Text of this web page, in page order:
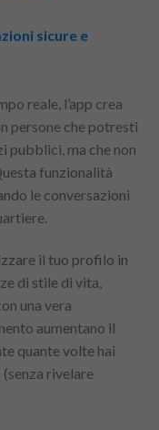
sicure e
reale, l’app crea
persone che potresti
pubblici, ma che non
funzionalità
le conversazioni
il tuo profilo in
di stile di vita,
una vera
aumentano il
quante volte hai
rivelare